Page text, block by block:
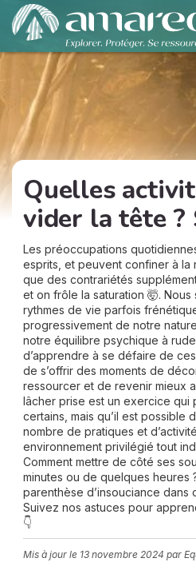
Quelles
vider la tête ?
Les préoccupations
esprits, et peuvent confiner à la
que des contrariétés
et on frôle la saturation 🤯. Nous
rythmes de vie parfois
progressivement de notre
notre équilibre psychique à
d’apprendre à se défaire de
de s’offrir des moments de
ressourcer et de revenir mieux
lâcher prise est un exercice qui
certains, mais qu’il est possible
nombre de pratiques et
environnement privilégié tout
Comment mettre de côté ses
minutes ou de quelques heures
parenthèse d’insouciance dans
Suivez nos astuces pour
👇
Mis à jour le 13 novembre 2024 par